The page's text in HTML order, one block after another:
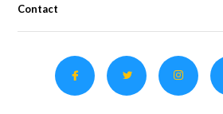
Contact